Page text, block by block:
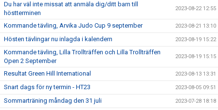
Du har väl inte missat att anmäla dig/ditt barn till
höstterminen
2023-08-22 12:55
Kommande tävling, Arvika Judo Cup 9 september 2023-08-21 13:10
Hösten tävlingar nu inlagda i kalendern 2023-08-19 15:22
Kommande tävling, Lilla Trollträffen och Lilla Trollträffen
Open 2 September
2023-08-19 15:15
Resultat Green Hill International 2023-08-13 13:31
Snart dags för ny termin - HT23 2023-08-05 09:51
Sommarträning måndag den 31 juli 2023-07-28 18:18